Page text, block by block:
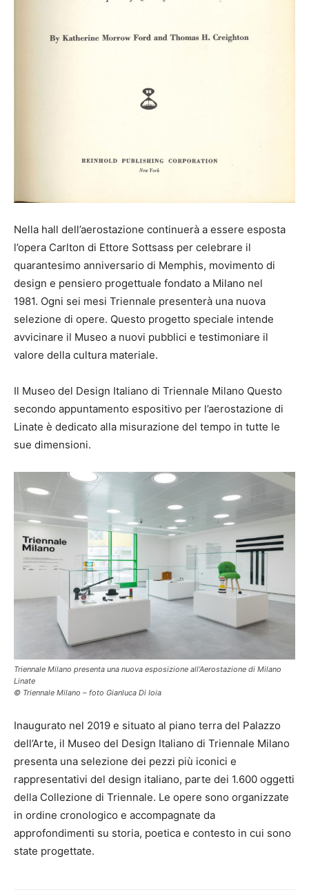
Nella hall dell’aerostazione continuerà a essere esposta
l’opera Carlton di Ettore Sottsass per celebrare il
quarantesimo anniversario di Memphis, movimento di
design e pensiero progettuale fondato a Milano nel
1981. Ogni sei mesi Triennale presenterà una nuova
selezione di opere. Questo progetto speciale intende
avvicinare il Museo a nuovi pubblici e testimoniare il
valore della cultura materiale.
Il Museo del Design Italiano di Triennale Milano Questo
secondo appuntamento espositivo per l’aerostazione di
Linate è dedicato alla misurazione del tempo in tutte le
sue dimensioni.
Triennale Milano presenta una nuova esposizione all’Aerostazione di Milano
Linate
© Triennale Milano – foto Gianluca Di Ioia
Inaugurato nel 2019 e situato al piano terra del Palazzo
dell’Arte, il Museo del Design Italiano di Triennale Milano
presenta una selezione dei pezzi più iconici e
rappresentativi del design italiano, parte dei 1.600 oggetti
della Collezione di Triennale. Le opere sono organizzate
in ordine cronologico e accompagnate da
approfondimenti su storia, poetica e contesto in cui sono
state progettate.